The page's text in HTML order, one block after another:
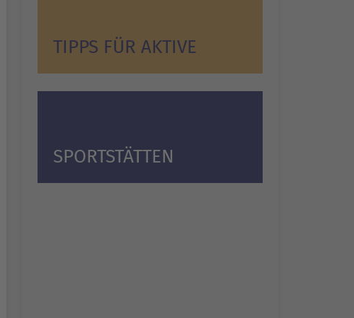
TIPPS FÜR AKTIVE
SPORTSTÄTTEN